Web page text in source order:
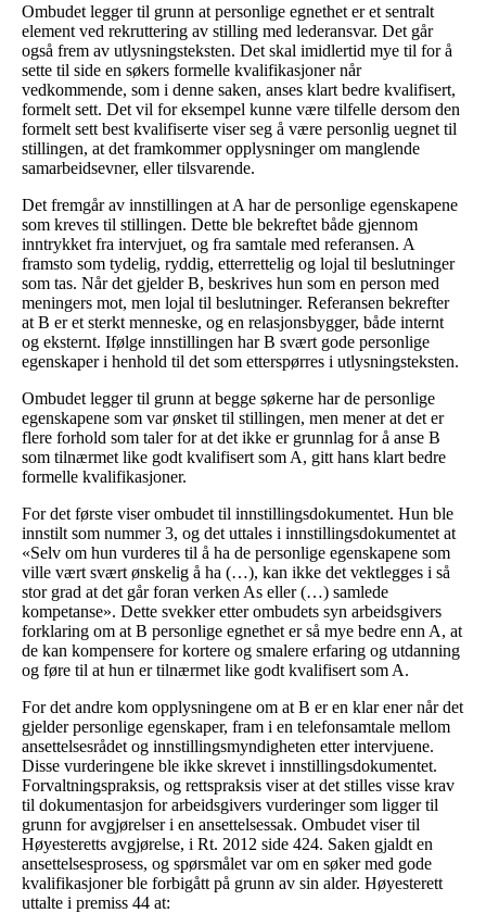
Ombudet legger til grunn at personlige egnethet er et sentralt
element ved rekruttering av stilling med lederansvar. Det går
også frem av utlysningsteksten. Det skal imidlertid mye til for å
sette til side en søkers formelle kvalifikasjoner når
vedkommende, som i denne saken, anses klart bedre kvalifisert,
formelt sett. Det vil for eksempel kunne være tilfelle dersom den
formelt sett best kvalifiserte viser seg å være personlig uegnet til
stillingen, at det framkommer opplysninger om manglende
samarbeidsevner, eller tilsvarende.
Det fremgår av innstillingen at A har de personlige egenskapene
som kreves til stillingen. Dette ble bekreftet både gjennom
inntrykket fra intervjuet, og fra samtale med referansen. A
framsto som tydelig, ryddig, etterrettelig og lojal til beslutninger
som tas. Når det gjelder B, beskrives hun som en person med
meningers mot, men lojal til beslutninger. Referansen bekrefter
at B er et sterkt menneske, og en relasjonsbygger, både internt
og eksternt. Ifølge innstillingen har B svært gode personlige
egenskaper i henhold til det som etterspørres i utlysningsteksten.
Ombudet legger til grunn at begge søkerne har de personlige
egenskapene som var ønsket til stillingen, men mener at det er
flere forhold som taler for at det ikke er grunnlag for å anse B
som tilnærmet like godt kvalifisert som A, gitt hans klart bedre
formelle kvalifikasjoner.
For det første viser ombudet til innstillingsdokumentet. Hun ble
innstilt som nummer 3, og det uttales i innstillingsdokumentet at
«Selv om hun vurderes til å ha de personlige egenskapene som
ville vært svært ønskelig å ha (…), kan ikke det vektlegges i så
stor grad at det går foran verken As eller (…) samlede
kompetanse». Dette svekker etter ombudets syn arbeidsgivers
forklaring om at B personlige egnethet er så mye bedre enn A, at
de kan kompensere for kortere og smalere erfaring og utdanning
og føre til at hun er tilnærmet like godt kvalifisert som A.
For det andre kom opplysningene om at B er en klar ener når det
gjelder personlige egenskaper, fram i en telefonsamtale mellom
ansettelsesrådet og innstillingsmyndigheten etter intervjuene.
Disse vurderingene ble ikke skrevet i innstillingsdokumentet.
Forvaltningspraksis, og rettspraksis viser at det stilles visse krav
til dokumentasjon for arbeidsgivers vurderinger som ligger til
grunn for avgjørelser i en ansettelsessak. Ombudet viser til
Høyesteretts avgjørelse, i Rt. 2012 side 424. Saken gjaldt en
ansettelsesprosess, og spørsmålet var om en søker med gode
kvalifikasjoner ble forbigått på grunn av sin alder. Høyesterett
uttalte i premiss 44 at: